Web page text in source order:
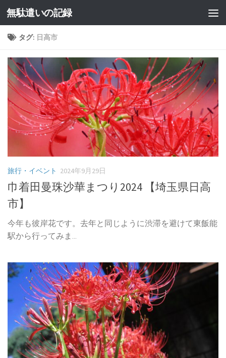
コンテンツへスキップ
無駄遣いの記録
タグ: 日高市
旅行・イベント 2024年9月29日
巾着田曼珠沙華まつり2024 【埼玉県日高
市】
今年も彼岸花です。去年と同じように渋滞を避けて東飯能
駅から行ってみま...